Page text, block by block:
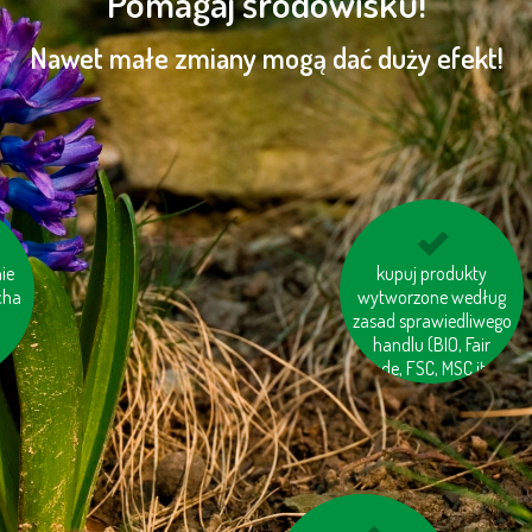
Nawet małe zmiany mogą dać duży efekt!
kupuj produkty
wytworzone według
zasad sprawiedliwego
handlu (BIO, Fair
trade, FSC, MSC itp.)
kupuj meble
drewniane oznaczone
logiem FSC